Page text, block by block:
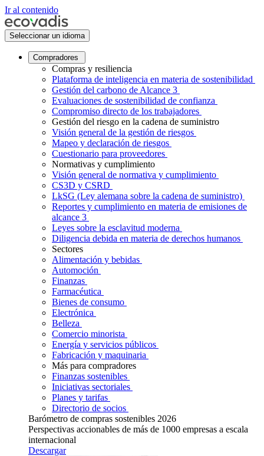
Ir al contenido
Seleccionar un idioma
Compradores
Compras y resiliencia
Plataforma de inteligencia en materia de sostenibilidad
Gestión del carbono de Alcance 3
Evaluaciones de sostenibilidad de confianza
Compromiso directo de los trabajadores
Gestión del riesgo en la cadena de suministro
Visión general de la gestión de riesgos
Mapeo y declaración de riesgos
Cuestionario para proveedores
Normativas y cumplimiento
Visión general de normativa y cumplimiento
CS3D y CSRD
LkSG (Ley alemana sobre la cadena de suministro)
Reportes y cumplimiento en materia de emisiones de
alcance 3
Leyes sobre la esclavitud moderna
Diligencia debida en materia de derechos humanos
Sectores
Alimentación y bebidas
Automoción
Finanzas
Farmacéutica
Bienes de consumo
Electrónica
Belleza
Comercio minorista
Energía y servicios públicos
Fabricación y maquinaria
Más para compradores
Finanzas sostenibles
Iniciativas sectoriales
Planes y tarifas
Directorio de socios
Barómetro de compras sostenibles 2026
Perspectivas accionables de más de 1000 empresas a escala
internacional
Descargar